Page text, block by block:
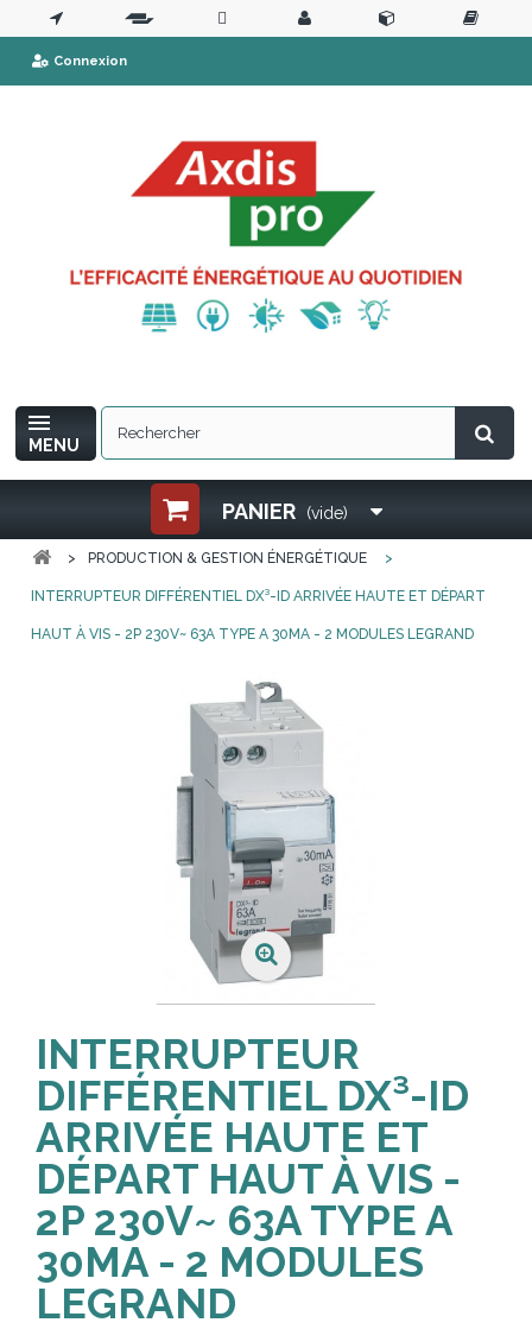
Connexion
PANIER (vide)
MENU
> PRODUCTION & GESTION ÉNERGÉTIQUE >
INTERRUPTEUR DIFFÉRENTIEL DX³-ID ARRIVÉE HAUTE ET DÉPART
HAUT À VIS - 2P 230V~ 63A TYPE A 30MA - 2 MODULES LEGRAND
INTERRUPTEUR
DIFFÉRENTIEL DX³-ID
ARRIVÉE HAUTE ET
DÉPART HAUT À VIS -
2P 230V~ 63A TYPE A
30MA - 2 MODULES
LEGRAND